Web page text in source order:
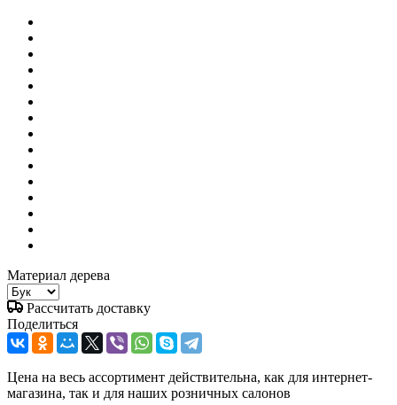
Материал дерева
Рассчитать доставку
Поделиться
Цена на весь ассортимент действительна, как для интернет-
магазина, так и для наших розничных салонов